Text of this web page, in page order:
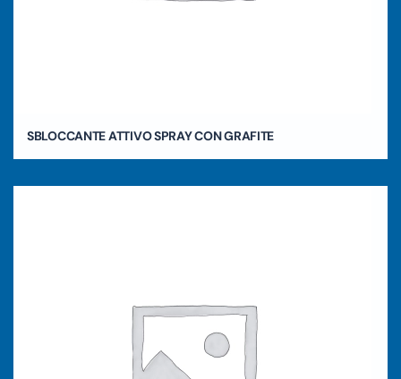
SBLOCCANTE ATTIVO SPRAY CON GRAFITE